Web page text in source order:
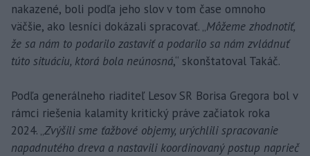
nakazené, boli podľa jeho slov v tom čase omnoho
väčšie, ako lesníci dokázali spracovať. „Môžeme zhodnotiť,
že sa nám to podarilo zastaviť a podarilo sa nám zvládnuť
túto situáciu, ktorá bola neúnosná,“ skonštatoval Takáč.
Podľa generálneho riaditeľ Lesov SR Borisa Gregora bol v
rámci riešenia kalamity kritický práve začiatok roka
2024. „Zvýšili sme ťažbové objemy, urýchlili spracovanie
napadnutého dreva a nastavili koordinovaný postup naprieč